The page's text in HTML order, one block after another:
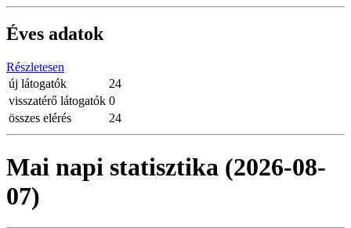
Éves adatok
Részletesen
új látogatók
24
visszatérő látogatók 0
összes elérés
24
Mai napi statisztika (2026-08-
07)